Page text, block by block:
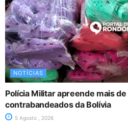
NOTÍCIAS
Polícia Militar apreende mais
contrabandeados da Bolívia
5 Agosto , 2026